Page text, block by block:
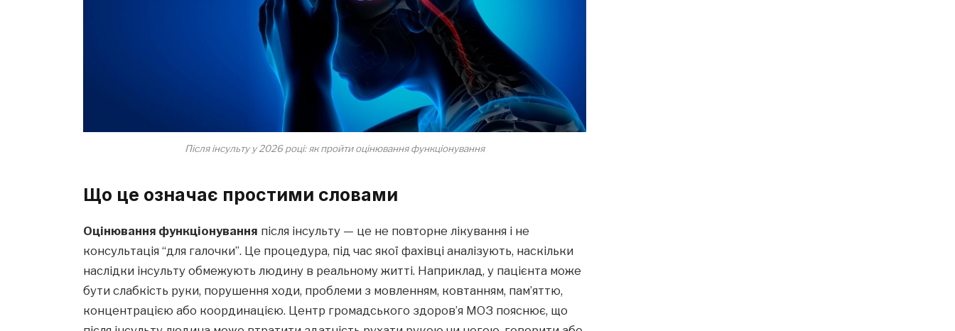
Після інсульту у 2026 році: як пройти оцінювання функціонування
Що це означає простими словами
Оцінювання функціонування після інсульту — це не повторне лікування і не
консультація “для галочки”. Це процедура, під час якої фахівці аналізують, наскільки
наслідки інсульту обмежують людину в реальному житті. Наприклад, у пацієнта може
бути слабкість руки, порушення ходи, проблеми з мовленням, ковтанням, пам’яттю,
концентрацією або координацією. Центр громадського здоров’я МОЗ пояснює, що